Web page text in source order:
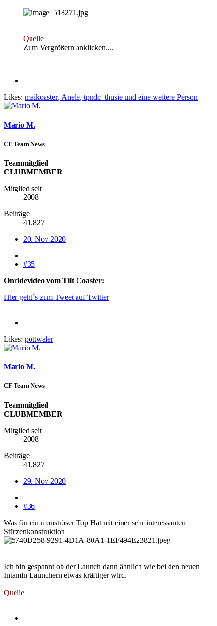
Quelle
Zum Vergrößern anklicken....
Likes: maikoaster, Anele, tpndc_thusie und eine weitere Person
Mario M.
CF Team News
Teammitglied
CLUBMEMBER
Mitglied seit
2008
Beiträge
41.827
20. Nov 2020
#35
Onridevideo vom Tilt Coaster:
Hier geht´s zum Tweet auf Twitter
Likes: pottwaler
Mario M.
CF Team News
Teammitglied
CLUBMEMBER
Mitglied seit
2008
Beiträge
41.827
29. Nov 2020
#36
Was für ein monströser Top Hat mit einer sehr interessanten
Stützenkonstruktion
Ich bin gespannt ob der Launch dann ähnlich wie bei den neuen
Intamin Launchern etwas kräftiger wird.
Quelle